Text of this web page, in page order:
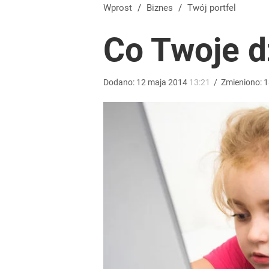
Kontrole studni przyspieszają. Za pobór wody
Wystawisz starą kanapę pod śmietnik? Możesz
Wprost / Biznes / Twój portfel
Co Twoje
Dodano: 12 maja 2014 13:21 / Zmieniono: